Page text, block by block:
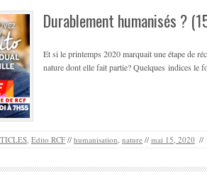
Durablement humanisés ?
Et si le printemps 2020 marquait une étape de
nature dont elle fait partie? Quelques indices le
, Edito RCF // humanisation, nature // mai 15, 2020 //